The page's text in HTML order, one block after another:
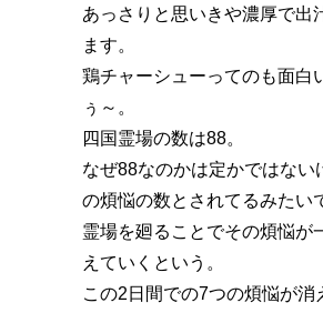
あっさりと思いきや濃厚で出
ます。
鶏チャーシューってのも面白
ぅ～。
四国霊場の数は88。
なぜ88なのかは定かではない
の煩悩の数とされてるみたい
霊場を廻ることでその煩悩が
えていくという。
この2日間での7つの煩悩が消